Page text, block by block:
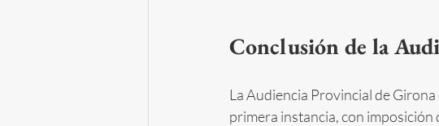
Conclusión de la
La Audiencia Provincial de
primera instancia, con imposición